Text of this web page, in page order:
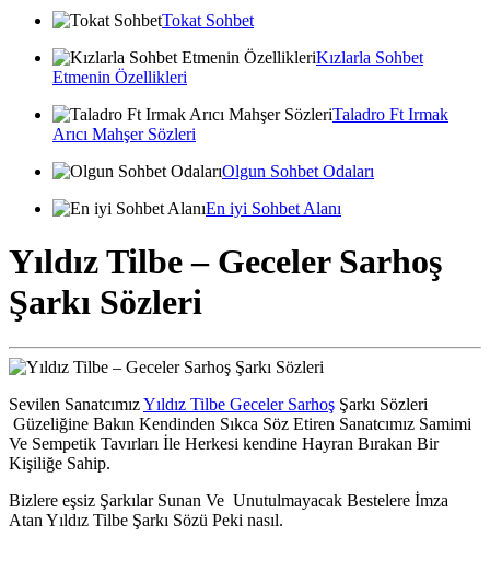
Tokat Sohbet
Kızlarla Sohbet
Etmenin Özellikleri
Taladro Ft Irmak
Arıcı Mahşer Sözleri
Olgun Sohbet Odaları
En iyi Sohbet Alanı
Yıldız Tilbe – Geceler Sarhoş
Şarkı Sözleri
Sevilen SanatcımızYıldız Tilbe Geceler Sarhoş Şarkı Sözleri
Güzeliğine Bakın Kendinden Sıkca Söz Etiren Sanatcımız Samimi
Ve Sempetik Tavırları İle Herkesi kendine Hayran Bırakan Bir
Kişiliğe Sahip.
Bizlere eşsiz Şarkılar Sunan Ve Unutulmayacak Bestelere İmza
Atan Yıldız Tilbe Şarkı Sözü Peki nasıl.